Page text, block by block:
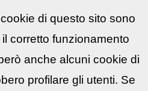
di questo sito sono
corretto funzionamento
anche alcuni cookie di
profilare gli utenti. Se